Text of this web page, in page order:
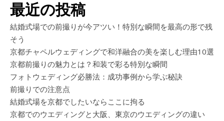
最近の投稿
結婚式場での前撮りが今アツい！特別な瞬間を最高の形で残
そう
京都チャペルウェディングで和洋融合の美を楽しむ理由10選
京都前撮りの魅力とは？和装で彩る特別な瞬間
フォトウェディング必勝法：成功事例から学ぶ秘訣
前撮りでの注意点
結婚式場を京都でしたいならここに拘る
京都でのウエディングと大阪、東京のウエディングの違い